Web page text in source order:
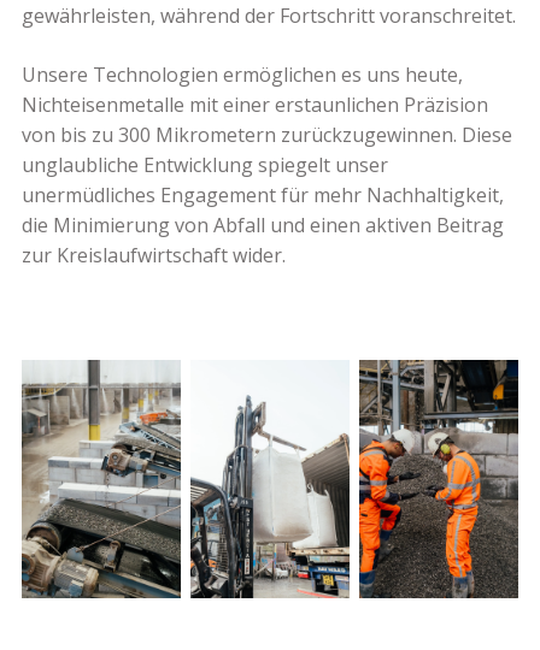
gewährleisten, während der Fortschritt voranschreitet.
Unsere Technologien ermöglichen es uns heute,
Nichteisenmetalle mit einer erstaunlichen Präzision
von bis zu 300 Mikrometern zurückzugewinnen. Diese
unglaubliche Entwicklung spiegelt unser
unermüdliches Engagement für mehr Nachhaltigkeit,
die Minimierung von Abfall und einen aktiven Beitrag
zur Kreislaufwirtschaft wider.